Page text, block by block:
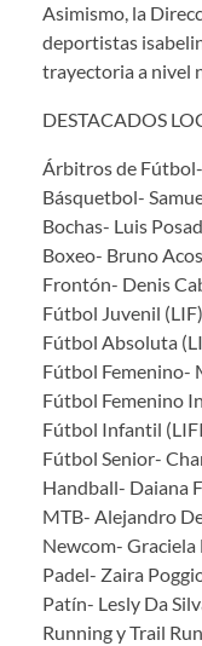
Asimismo, la
deportistas
trayectoria a nivel
DESTACADOS
Árbitros de
Básquetbol-
Bochas- Luis
Boxeo- Bruno
Frontón- Denis
Fútbol Juvenil
Fútbol Absoluta
Fútbol Femenino-
Fútbol Femenino
Fútbol Infantil
Fútbol Senior-
Handball- Daiana
MTB- Alejandro
Newcom- Graciela
Padel- Zaira
Patín- Lesly Da
Running y Trail